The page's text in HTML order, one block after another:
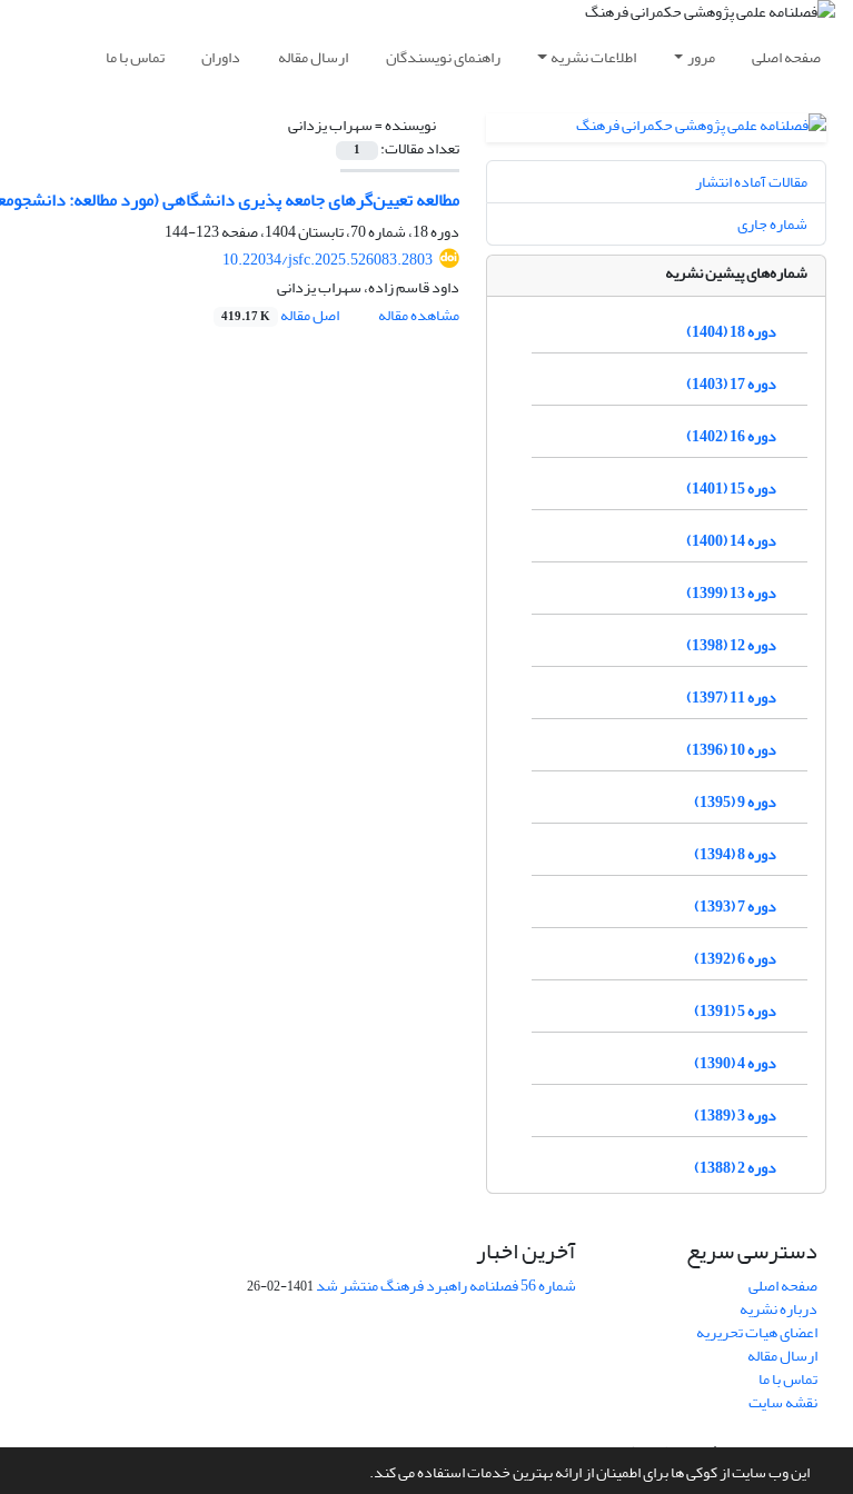
این وب سایت از کوکی ها برای اطمینان از ارائه بهترین خدمات استفاده می کند.
صفحه اصلی مرور اطلاعات نشریه راهنمای نویسندگان ارسال مقاله داوران تماس با ما
نویسنده =سهراب یزدانی
تعداد مقالات: 1
مطالعه تعیین‌گرهای جامعه پذیری دانشگاهی (مورد مطالعه:
دوره 18، شماره 70، تابستان 1404، صفحه
123-144
10.22034/jsfc.2025.526083.2803
داود قاسم زاده، سهراب یزدانی
مشاهده مقاله
اصل مقاله 419.17 K
مقالات آماده انتشار
شماره جاری
شماره‌های پیشین نشریه
دوره 18 (1404)
دوره 17 (1403)
دوره 16 (1402)
دوره 15 (1401)
دوره 14 (1400)
دوره 13 (1399)
دوره 12 (1398)
دوره 11 (1397)
دوره 10 (1396)
دوره 9 (1395)
دوره 8 (1394)
دوره 7 (1393)
دوره 6 (1392)
دوره 5 (1391)
دوره 4 (1390)
دوره 3 (1389)
دوره 2 (1388)
دسترسی سریع
صفحه اصلی
درباره نشریه
اعضای هیات تحریریه
ارسال مقاله
تماس با ما
نقشه سایت
آخرین اخبار
شماره 56 فصلنامه راهبرد فرهنگ منتشر شد 1401-02-26
سامانه مدیریت نشریات علمی.طراحی و پیاده سازی ازسیناوب